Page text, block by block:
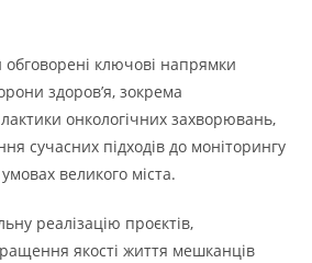
обговорені ключові напрямки
здоров’я, зокрема
онкологічних захворювань,
сучасних підходів до моніторингу
великого міста.
реалізацію проєктів,
якості життя мешканців